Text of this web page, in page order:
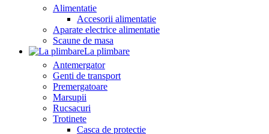
Alimentatie
Accesorii alimentatie
Aparate electrice alimentatie
Scaune de masa
La plimbare
Antemergator
Genti de transport
Premergatoare
Marsupii
Rucsacuri
Trotinete
Casca de protectie